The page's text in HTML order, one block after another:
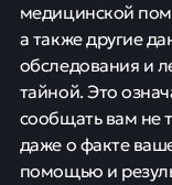
медицинской
а также другие
обследования и
тайной. Это
сообщать вам не
даже о факте
помощью и